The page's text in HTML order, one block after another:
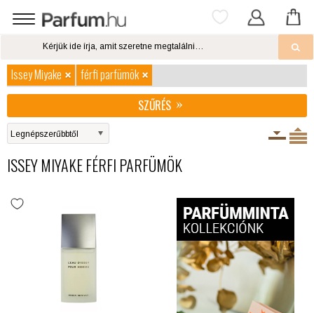
Issey Miyake
férfi parfümök
SZŰRÉS
ISSEY MIYAKE FÉRFI PARFÜMÖK